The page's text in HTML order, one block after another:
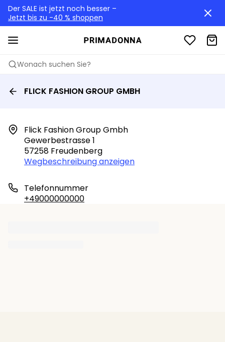
Der SALE ist jetzt noch besser –
Jetzt bis zu -40 % shoppen
Wonach suchen Sie?
FLICK FASHION GROUP GMBH
Flick Fashion Group Gmbh
Gewerbestrasse 1
57258 Freudenberg
Wegbeschreibung anzeigen
Telefonnummer
+49000000000